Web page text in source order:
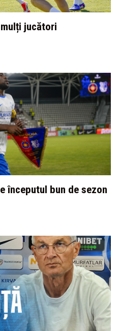
jucători
începutul bun de sezon